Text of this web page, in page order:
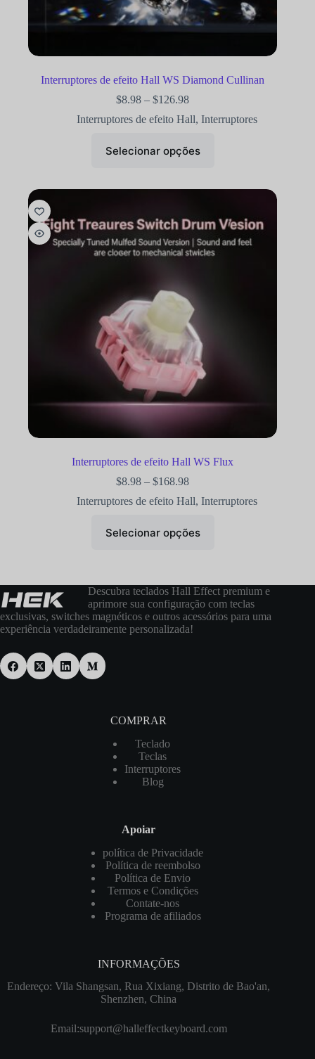
Interruptores de efeito Hall WS Diamond Cullinan
$8.98 – $126.98
Interruptores de efeito Hall, Interruptores
Selecionar opções
Interruptores de efeito Hall WS Flux
$8.98 – $168.98
Interruptores de efeito Hall, Interruptores
Selecionar opções
Descubra teclados Hall Effect premium e
aprimore sua configuração com teclas
exclusivas, switches magnéticos e outros acessórios para uma
experiência verdadeiramente personalizada!
COMPRAR
Teclado
Teclas
Interruptores
Blog
Apoiar
política de Privacidade
Política de reembolso
Política de Envio
Termos e Condições
Contate-nos
Programa de afiliados
INFORMAÇÕES
Endereço: Vila Shangsan, Rua Xixiang, Distrito de Bao'an,
Shenzhen, China
Email:support@halleffectkeyboard.com